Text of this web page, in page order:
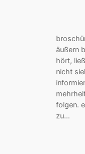
äußern
hört,
nicht
folgen.
zu…